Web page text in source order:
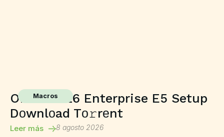
Macros
Office 2026 Enterprise E5 Setup
Dоwnlоad Tо𝚛rеnt
Leer más 8 agosto 2026